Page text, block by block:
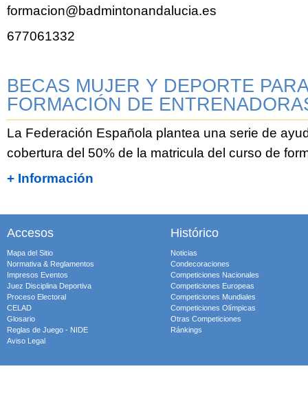
formacion@badmintonandalucia.es
677061332
BECAS MUJER Y DEPORTE
FORMACIÓN DE
La Federación Española plantea una serie de
cobertura del 50% de la matricula del curso de
+ Información
Accesos
Mapa del Sitio
Normativa & Reglamentos
Impresos Eventos
Juez Disciplina Deportiva
Proceso Electoral
CELAD
Glosario
Reglas de Juego - NIDE
Aviso Legal
Histórico
Noticias
Condecoraciones
Competiciones Nacionales
Competiciones Europeas
Competiciones Mundiales
Competiciones Olímpicas
Otras Competiciones
Ránkings